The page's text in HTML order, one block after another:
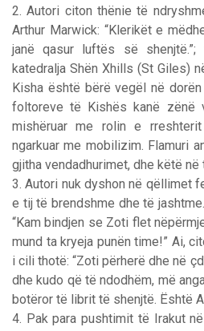
2. Autori citon thënie të
Arthur Marwick: “Klerikët e
janë qasur luftës së
katedralja Shën Xhills (St Giles)
Kisha është bërë vegël në
foltoreve të Kishës kanë zënë
mishëruar me rolin e
ngarkuar me mobilizim. Flamuri
gjitha vendadhurimet, dhe këtë në
3. Autori nuk dyshon në qëllimet
e tij të brendshme dhe të
“Kam bindjen se Zoti flet
mund ta kryeja punën time!” Ai,
i cili thotë: “Zoti përherë dhe në
dhe kudo që të ndodhëm, më
botëror të librit të shenjtë. Është
4. Pak para pushtimit të Irakut